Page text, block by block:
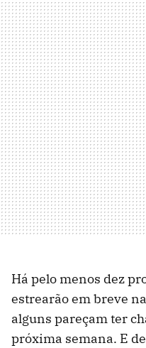
Há pelo menos dez
estrearão em breve
alguns pareçam ter
próxima semana. E